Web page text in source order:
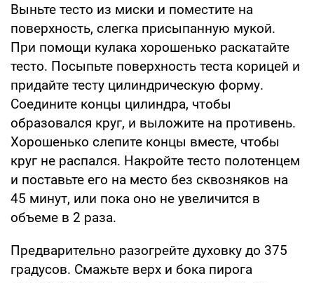
Выньте тесто из миски и поместите на
поверхность, слегка присыпанную мукой.
При помощи кулака хорошенько раскатайте
тесто. Посыпьте поверхность теста корицей и
придайте тесту цилиндрическую форму.
Соедините концы цилиндра, чтобы
образовался круг, и выложите на противень.
Хорошенько слепите концы вместе, чтобы
круг не распался. Накройте тесто полотенцем
и поставьте его на место без сквозняков на
45 минут, или пока оно не увеличится в
объеме в 2 раза.
Предварительно разогрейте духовку до 375
градусов. Смажьте верх и бока пирога